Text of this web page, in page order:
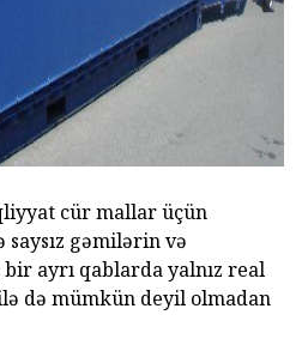
cür mallar üçün
gəmilərin və
ayrı qablarda yalnız real
də mümkün deyil olmadan